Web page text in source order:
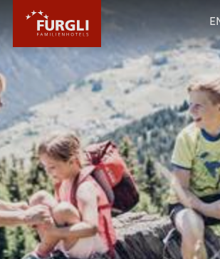
FAMILIENHOTEL
FURGLER
FURGLI HOTELS
IHRE GASTGEBER
AGB & FAQ – WISSENSWERTES
SOMMER INKLUSIVLEISTUNGEN
WINTER INKLUSIVLEISTUNGEN
PHILOSOPHIE
AKTUELLES